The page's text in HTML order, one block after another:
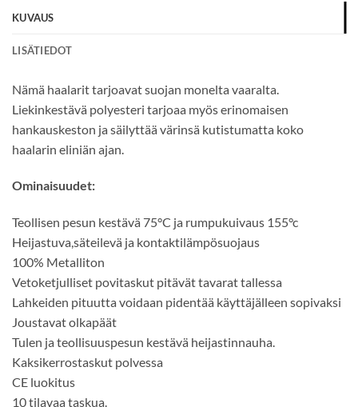
KUVAUS
LISÄTIEDOT
Nämä haalarit tarjoavat suojan monelta vaaralta.
Liekinkestävä polyesteri tarjoaa myös erinomaisen
hankauskeston ja säilyttää värinsä kutistumatta koko
haalarin eliniän ajan.
Ominaisuudet:
Teollisen pesun kestävä 75°C ja rumpukuivaus 155°c
Heijastuva,säteilevä ja kontaktilämpösuojaus
100% Metalliton
Vetoketjulliset povitaskut pitävät tavarat tallessa
Lahkeiden pituutta voidaan pidentää käyttäjälleen sopivaksi
Joustavat olkapäät
Tulen ja teollisuuspesun kestävä heijastinnauha.
Kaksikerrostaskut polvessa
CE luokitus
10 tilavaa taskua.